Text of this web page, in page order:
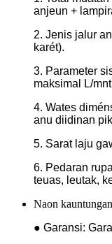
anjeun +
2. Jenis jalur
karét).
3. Parameter
maksimal L/
4. Wates
anu diidinan
5. Sarat laju
6. Pedaran
teuas, leutak,
Naon
● Garansi: